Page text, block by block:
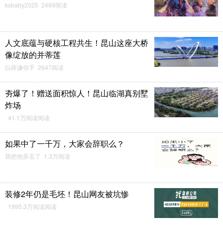
ksbaby2025 2469阅读
人文底蕴与硬核工程共生！昆山这座大桥
像绽放的并蒂莲
以薛谦你手 2647阅读
夯爆了！赠送面积惊人！昆山临湖真别墅
炸场
41.1万阅读阅读
如果中了一千万，大家会辞职么？
我把他弄丢了 1.3万阅读
装修2年仍是毛坯！昆山网友被坑惨
1995.3万阅读阅读